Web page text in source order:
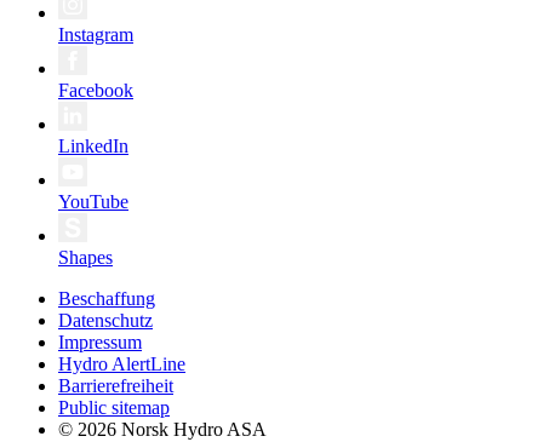
Instagram
Facebook
LinkedIn
YouTube
Shapes
Beschaffung
Datenschutz
Impressum
Hydro AlertLine
Barrierefreiheit
Public sitemap
© 2026 Norsk Hydro ASA